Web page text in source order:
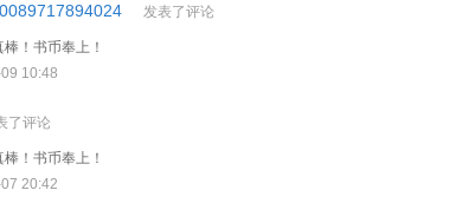
发表了评论
！书币奉上！
10:48
了评论
！书币奉上！
20:42